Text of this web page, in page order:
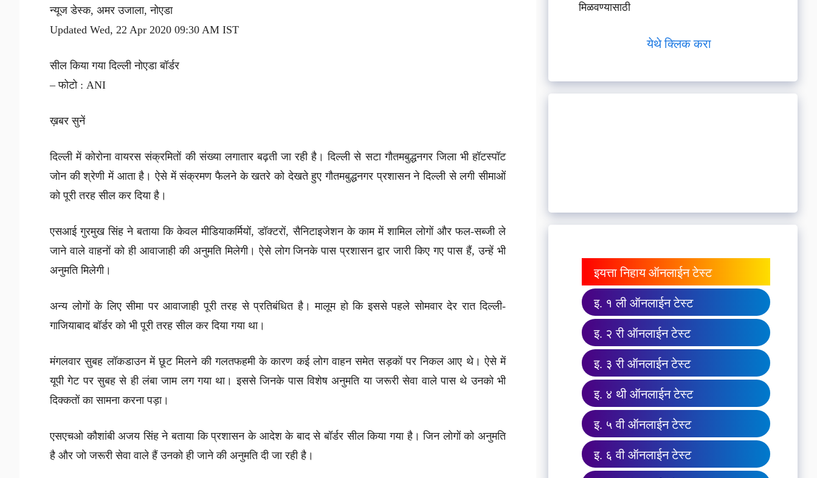
न्यूज डेस्क, अमर उजाला, नोएडा
Updated Wed, 22 Apr 2020 09:30 AM IST
सील किया गया दिल्ली नोएडा बॉर्डर
– फोटो : ANI
ख़बर सुनें
दिल्ली में कोरोना वायरस संक्रमितों की संख्या लगातार बढ़ती जा रही है। दिल्ली से सटा गौतमबुद्धनगर जिला भी हॉटस्पॉट
जोन की श्रेणी में आता है। ऐसे में संक्रमण फैलने के खतरे को देखते हुए गौतमबुद्धनगर प्रशासन ने दिल्ली से लगी सीमाओं
को पूरी तरह सील कर दिया है।
एसआई गुरमुख सिंह ने बताया कि केवल मीडियाकर्मियों, डॉक्टरों, सैनिटाइजेशन के काम में शामिल लोगों और फल-सब्जी ले
जाने वाले वाहनों को ही आवाजाही की अनुमति मिलेगी। ऐसे लोग जिनके पास प्रशासन द्वार जारी किए गए पास हैं, उन्हें भी
अनुमति मिलेगी।
अन्य लोगों के लिए सीमा पर आवाजाही पूरी तरह से प्रतिबंधित है। मालूम हो कि इससे पहले सोमवार देर रात दिल्ली-
गाजियाबाद बॉर्डर को भी पूरी तरह सील कर दिया गया था।
मंगलवार सुबह लॉकडाउन में छूट मिलने की गलतफहमी के कारण कई लोग वाहन समेत सड़कों पर निकल आए थे। ऐसे में
यूपी गेट पर सुबह से ही लंबा जाम लग गया था। इससे जिनके पास विशेष अनुमति या जरूरी सेवा वाले पास थे उनको भी
दिक्कतों का सामना करना पड़ा।
एसएचओ कौशांबी अजय सिंह ने बताया कि प्रशासन के आदेश के बाद से बॉर्डर सील किया गया है। जिन लोगों को अनुमति
है और जो जरूरी सेवा वाले हैं उनको ही जाने की अनुमति दी जा रही है।
मिळवण्यासाठी
येथे क्लिक करा
इयत्ता निहाय ऑनलाईन टेस्ट
इ. १ ली ऑनलाईन टेस्ट
इ. २ री ऑनलाईन टेस्ट
इ. ३ री ऑनलाईन टेस्ट
इ. ४ थी ऑनलाईन टेस्ट
इ. ५ वी ऑनलाईन टेस्ट
इ. ६ वी ऑनलाईन टेस्ट